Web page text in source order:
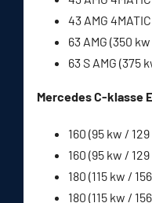
43 AMG
63 AMG (350
63 S AMG (375
Mercedes C-klasse
160 (95 kw /
160 (95 kw /
180 (115 kw /
180 (115 kw /